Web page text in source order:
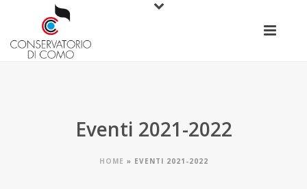
Eventi 2021-2022
HOME » EVENTI 2021-2022